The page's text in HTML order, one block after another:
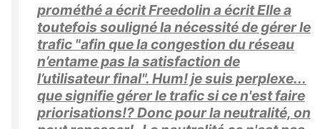
prométhé a écrit Freedolin a écrit Elle a
toutefois souligné la nécessité de gérer le
trafic "afin que la congestion du réseau
n’entame pas la satisfaction de
l’utilisateur final". Hum! je suis perplexe...
que signifie gérer le trafic si ce n'est faire
priorisations!? Donc pour la neutralité, on